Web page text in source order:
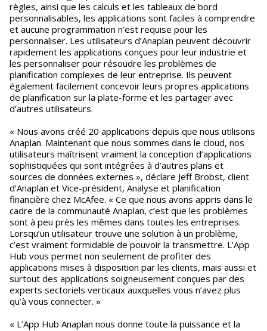
règles, ainsi que les calculs et les tableaux de bord
personnalisables, les applications sont faciles à comprendre
et aucune programmation n’est requise pour les
personnaliser. Les utilisateurs d’Anaplan peuvent découvrir
rapidement les applications conçues pour leur industrie et
les personnaliser pour résoudre les problèmes de
planification complexes de leur entreprise. Ils peuvent
également facilement concevoir leurs propres applications
de planification sur la plate-forme et les partager avec
d’autres utilisateurs.
« Nous avons créé 20 applications depuis que nous utilisons
Anaplan. Maintenant que nous sommes dans le cloud, nos
utilisateurs maîtrisent vraiment la conception d’applications
sophistiquées qui sont intégrées à d’autres plans et
sources de données externes », déclare Jeff Brobst, client
d’Anaplan et Vice-président, Analyse et planification
financière chez McAfee. « Ce que nous avons appris dans le
cadre de la communauté Anaplan, c’est que les problèmes
sont à peu près les mêmes dans toutes les entreprises.
Lorsqu’un utilisateur trouve une solution à un problème,
c’est vraiment formidable de pouvoir la transmettre. L’App
Hub vous permet non seulement de profiter des
applications mises à disposition par les clients, mais aussi et
surtout des applications soigneusement conçues par des
experts sectoriels verticaux auxquelles vous n’avez plus
qu’à vous connecter. »
« L’App Hub Anaplan nous donne toute la puissance et la